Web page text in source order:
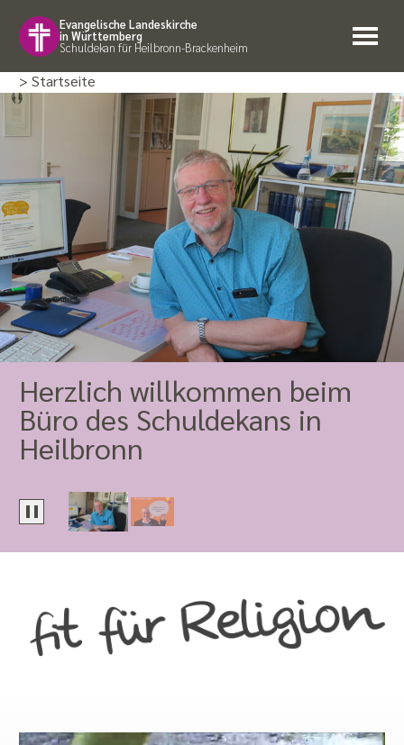
Evangelische Landeskirche
in Württemberg
Schuldekan für Heilbronn-Brackenheim
> Startseite
Herzlich willkommen beim
Büro des Schuldekans in
Heilbronn
Mit Herz für die Seele der
Schule